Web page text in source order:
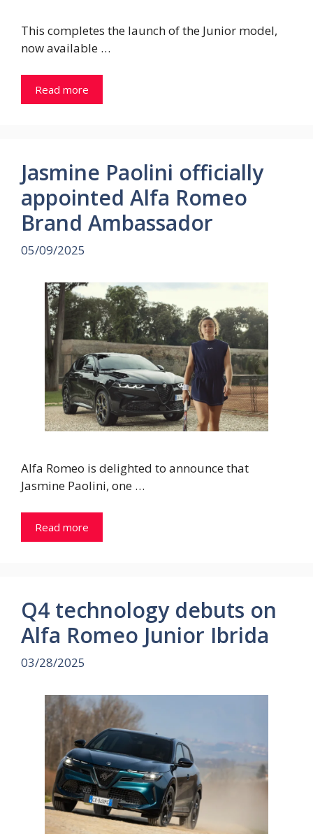
This completes the launch of the Junior model,
now available …
Read more
Jasmine Paolini officially
appointed Alfa Romeo
Brand Ambassador
05/09/2025
Alfa Romeo is delighted to announce that
Jasmine Paolini, one …
Read more
Q4 technology debuts on
Alfa Romeo Junior Ibrida
03/28/2025